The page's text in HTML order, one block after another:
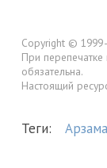
Copyright ©
При
обязательна.
Настоящий
Теги: